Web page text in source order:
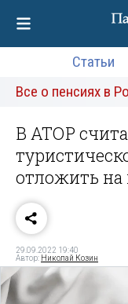
Статьи
Все о пенсиях в
В АТОР
отложить на
29.09.2022 19:40
Автор: Николай Козин